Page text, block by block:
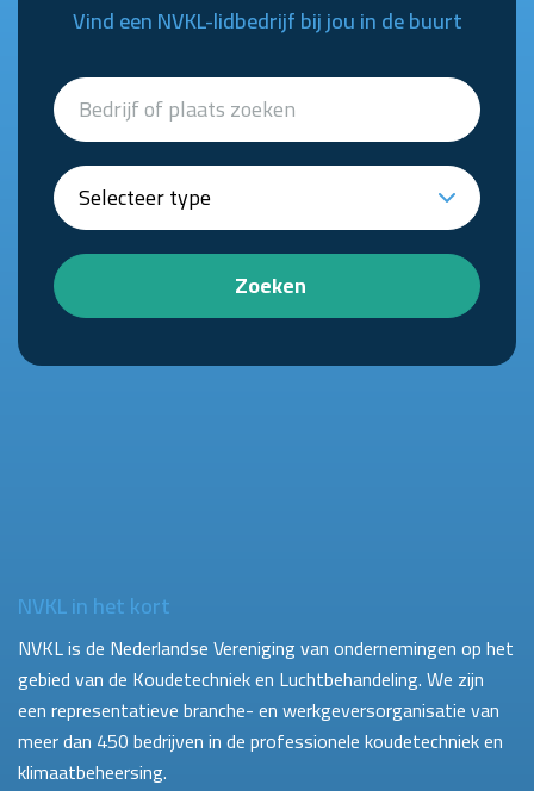
Vind een NVKL-lidbedrijf bij jou in de buurt
Zoeken
NVKL in het kort
NVKL is de Nederlandse Vereniging van ondernemingen op het
gebied van de Koudetechniek en Luchtbehandeling. We zijn
een representatieve branche- en werkgeversorganisatie van
meer dan 450 bedrijven in de professionele koudetechniek en
klimaatbeheersing.